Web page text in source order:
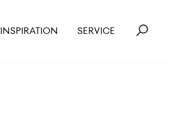
INSPIRATION SERVICE